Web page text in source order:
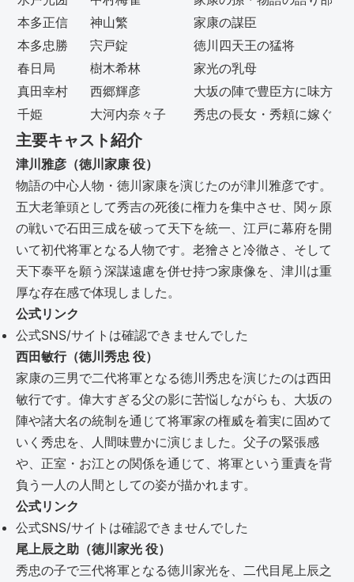
本多正信
神山繁
家康の謀臣
本多忠勝
宍戸錠
徳川四天王の猛将
春日局
樹木希林
家光の乳母
真田幸村
西郷輝彦
大坂の陣で豊臣方に味方
千姫
大河内奈々子 秀忠の長女・秀頼に嫁ぐ
主要キャスト紹介
津川雅彦（徳川家康 役）
物語の中心人物・徳川家康を演じたのが津川雅彦です。
五大老筆頭として秀吉の死後に権力を集中させ、関ヶ原
の戦いで石田三成を破って天下を統一、江戸に幕府を開
いて初代将軍となる人物です。老獪さと冷徹さ、そして
天下泰平を願う深謀遠慮を併せ持つ家康像を、津川は重
厚な存在感で体現しました。
公式リンク
公式SNS/サイトは確認できませんでした
西田敏行（徳川秀忠 役）
家康の三男で二代将軍となる徳川秀忠を演じたのは西田
敏行です。偉大すぎる父の影に苦悩しながらも、大坂の
陣や諸大名の統制を通じて将軍家の権威を着実に固めて
いく秀忠を、人間味豊かに演じました。父子の緊張感
や、正室・お江との関係を通じて、将軍という重責を背
負う一人の人間としての姿が描かれます。
公式リンク
公式SNS/サイトは確認できませんでした
尾上辰之助（徳川家光 役）
秀忠の子で三代将軍となる徳川家光を、二代目尾上辰之